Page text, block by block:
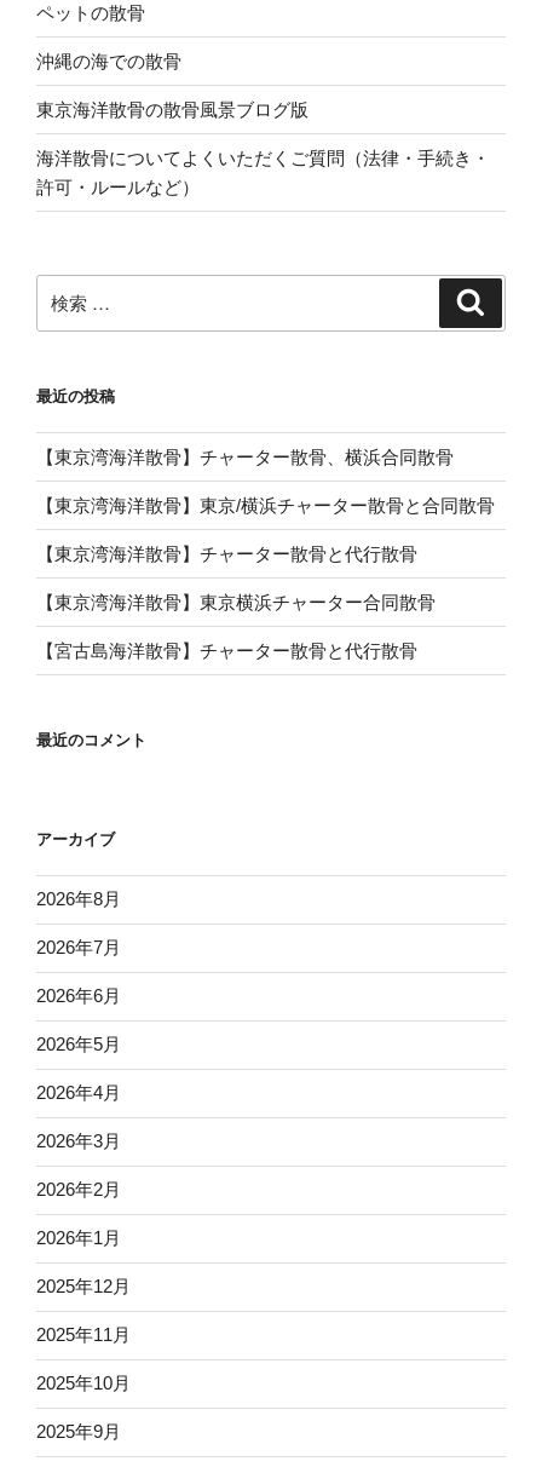
ペットの散骨
沖縄の海での散骨
東京海洋散骨の散骨風景ブログ版
海洋散骨についてよくいただくご質問（法律・手続き・
許可・ルールなど）
索:
最近の投稿
【東京湾海洋散骨】チャーター散骨、横浜合同散骨
【東京湾海洋散骨】東京/横浜チャーター散骨と合同散骨
【東京湾海洋散骨】チャーター散骨と代行散骨
【東京湾海洋散骨】東京横浜チャーター合同散骨
【宮古島海洋散骨】チャーター散骨と代行散骨
最近のコメント
アーカイブ
2026年8月
2026年7月
2026年6月
2026年5月
2026年4月
2026年3月
2026年2月
2026年1月
2025年12月
2025年11月
2025年10月
2025年9月